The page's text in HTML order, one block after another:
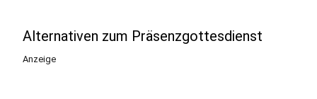
Alternativen zum Präsenzgottesdienst
Anzeige